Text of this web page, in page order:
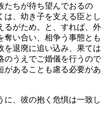
たちが待ち望んでおるの
、幼き子を支える臣とし
るがため。と、すれば、外
奪い合い、相争う事態とも
を退廃に追い込み、果ては
のうえでご婚儀を行うので
があることも慮る必要があ
、彼の抱く危惧は一致し